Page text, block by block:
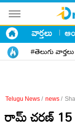
వార్తలు
#తెలుగు వార్తలు
Telugu News / news /
రామ్ చరణ్ 15